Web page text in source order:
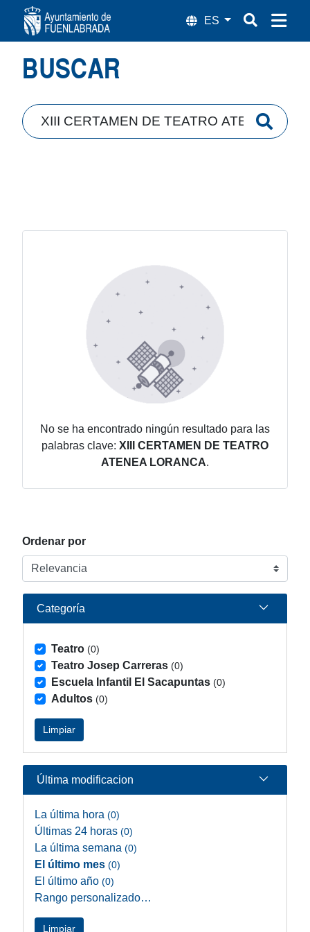
Búsqueda
BUSCAR
Ordenar por
Categoría
Teatro (0)
Teatro Josep Carreras (0)
Escuela Infantil El Sacapuntas (0)
Adultos (0)
Limpiar
Última modificacion
La última hora (0)
Últimas 24 horas (0)
La última semana (0)
El último mes (0)
El último año (0)
Rango personalizado…
Limpiar
No se ha encontrado ningún resultado para las
palabras clave: XIII CERTAMEN DE TEATRO
ATENEA LORANCA.